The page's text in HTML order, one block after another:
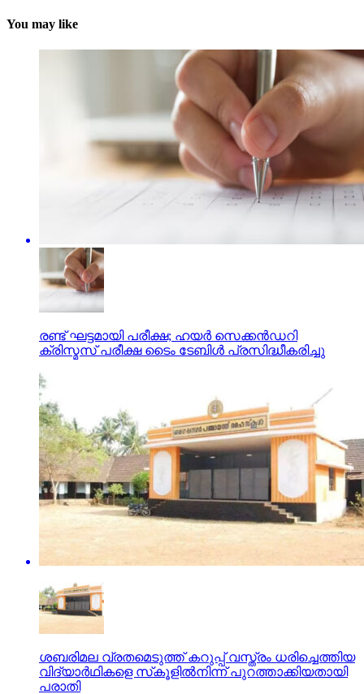
You may like
രണ്ട് ഘട്ടമായി പരീക്ഷ; ഹയര്‍ സെക്കന്‍ഡറി
ക്രിസ്മസ് പരീക്ഷ ടൈം ടേബിള്‍ പ്രസിദ്ധീകരിച്ചു
ശബരിമല വ്രതമെടുത്ത് കറുപ്പ് വസ്ത്രം ധരിച്ചെത്തിയ
വിദ്യാര്‍ഥികളെ സ്‌കൂളില്‍നിന്ന് പുറത്താക്കിയതായി
പരാതി